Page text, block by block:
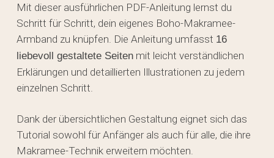
Mit dieser ausführlichen PDF-Anleitung lernst du
Schritt für Schritt, dein eigenes Boho-Makramee-
Armband zu knüpfen. Die Anleitung umfasst 16
liebevoll gestaltete Seitenmit leicht verständlichen
Erklärungen und detaillierten Illustrationen zu jedem
einzelnen Schritt.
Dank der übersichtlichen Gestaltung eignet sich das
Tutorial sowohl für Anfänger als auch für alle, die ihre
Makramee-Technik erweitern möchten.